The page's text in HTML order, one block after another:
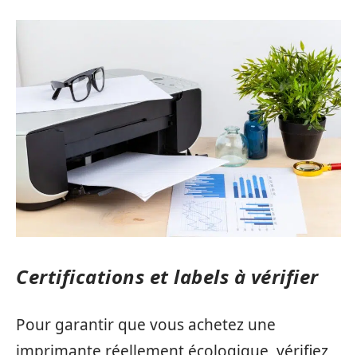
Certifications et labels à vérifier
Pour garantir que vous achetez une